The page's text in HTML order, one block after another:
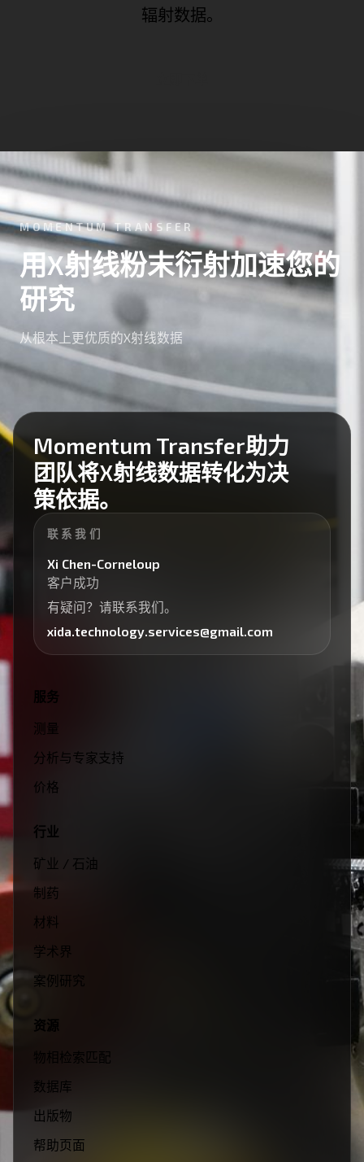
辐射数据。
MOMENTUM TRANSFER
用X射线粉末衍射加速您的
研究
从根本上更优质的X射线数据
Momentum Transfer助力
团队将X射线数据转化为决
策依据。
联系我们
Xi Chen-Corneloup
客户成功
有疑问？请联系我们。
xida.technology.services@gmail.com
服务
测量
分析与专家支持
价格
行业
矿业 / 石油
制药
材料
学术界
案例研究
资源
物相检索匹配
数据库
出版物
帮助页面